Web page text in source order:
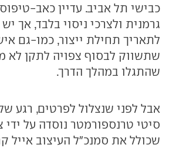
כבישי תל אביב. עדיין כאב-
גרמנית ולצרכי ניסוי בלבד, אך
לתאריך תחילת ייצור, כמו-גם
שתשווק לבסוף צפויה לתקן לא
שהתגלו במהלך הדרך.
אבל לפני שנצלול לפרטים, רגע של
סיטי טרנספורמטר נוסדה על ידי
שכולל את סמנכ"ל העיצוב אייל